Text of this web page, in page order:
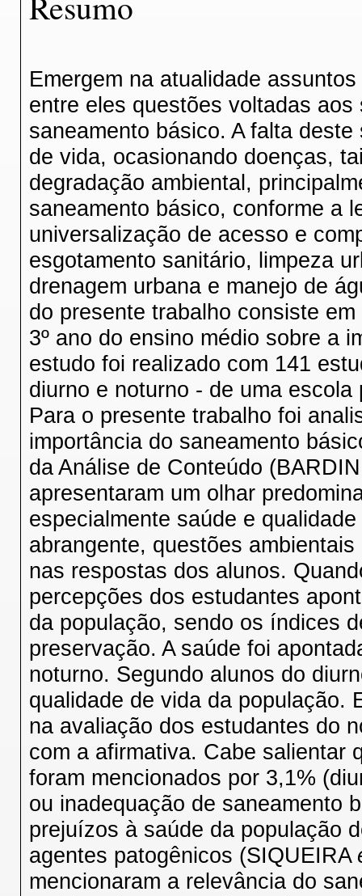
Emergem na atualidade
entre eles questões voltadas
saneamento básico. A falta
de vida, ocasionando doenças,
degradação ambiental,
saneamento básico, conforme a
universalização de acesso e
esgotamento sanitário, limpeza
drenagem urbana e manejo de
do presente trabalho consiste
3º ano do ensino médio sobre a
estudo foi realizado com 141
diurno e noturno - de uma
Para o presente trabalho foi
importância do saneamento
da Análise de Conteúdo
apresentaram um olhar
especialmente saúde e
abrangente, questões
nas respostas dos alunos.
percepções dos estudantes
da população, sendo os índices
preservação. A saúde foi
noturno. Segundo alunos do
qualidade de vida da população.
na avaliação dos estudantes do
com a afirmativa. Cabe salientar
foram mencionados por 3,1%
ou inadequação de saneamento
prejuízos à saúde da população
agentes patogênicos (SIQUEIRA
mencionaram a relevância do